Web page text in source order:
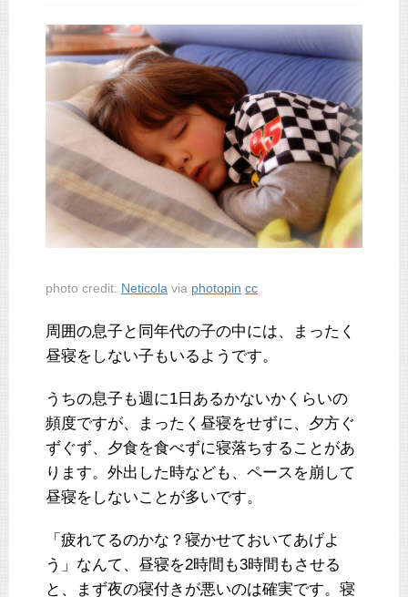
photo credit: Neticola via photopin cc
周囲の息子と同年代の子の中には、まったく
昼寝をしない子もいるようです。
うちの息子も週に1日あるかないかくらいの
頻度ですが、まったく昼寝をせずに、夕方ぐ
ずぐず、夕食を食べずに寝落ちすることがあ
ります。外出した時なども、ペースを崩して
昼寝をしないことが多いです。
「疲れてるのかな？寝かせておいてあげよ
う」なんて、昼寝を2時間も3時間もさせる
と、まず夜の寝付きが悪いのは確実です。寝